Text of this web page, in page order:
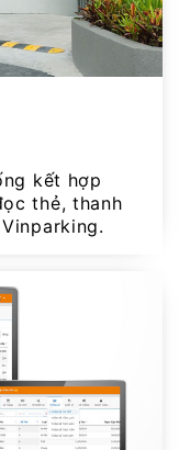
kết hợp
thẻ, thanh